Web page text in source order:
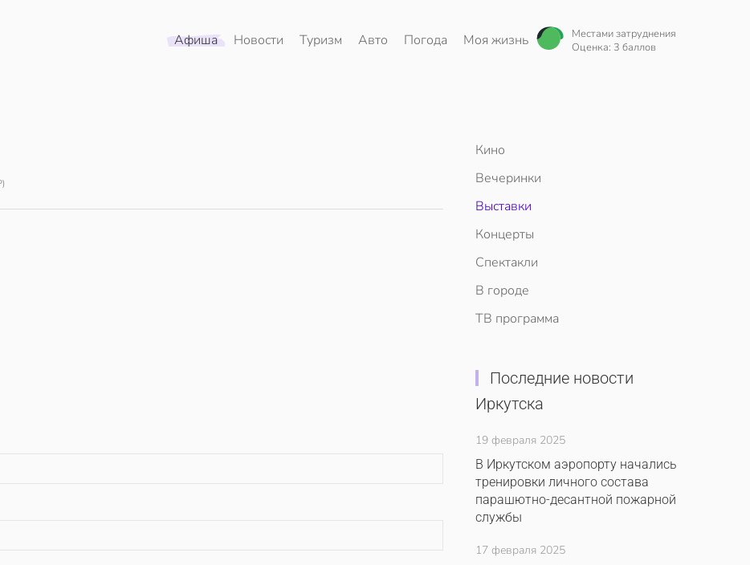
Афиша Новости Туризм Авто Погода Моя жизнь
Местами затруднения
Оценка: 3 баллов
Кино
Вечеринки
Выставки
Концерты
Спектакли
В городе
ТВ программа
Последние новости
Иркутска
19 февраля 2025
В Иркутском аэропорту начались
тренировки личного состава
парашютно-десантной пожарной
службы
17 февраля 2025